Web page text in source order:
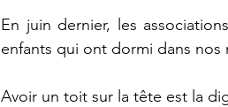
En juin dernier, les
enfants qui ont dormi dans nos
Avoir un toit sur la tête est la